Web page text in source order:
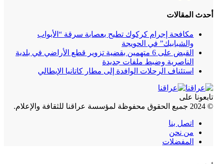
أحدث المقالات
مكافحة إجرام كركوك تطيح بعصابة سرقة “الأبواب
والشبابيك” في الحويجة
القبض على 6 متهمين بقضية تزوير قطع الأراضي في بلدية
الناصرية وضبط ملفات جديدة
استئناف الرحلات الوافدة إلى مطار كاتانيا الإيطالي
تابعونا على
© 2024 جميع الحقوق محفوظة لمؤسسة عراقنا للثقافة والإعلام.
اتصل بنا
من نحن
المفضلات